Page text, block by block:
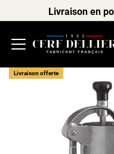
Livraison en
Livraison offerte